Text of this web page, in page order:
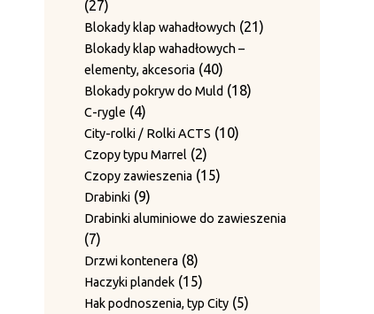
Mocowanie rolek
produktów
Obcinaki do drutu / Mocowanie
noży 77
produktów
Odbojniki 11
produkt
Odbojniki gumowe 11
Osłony rolek prowadzących
Płyty ścieralne 77
produktów
Płyty z bolcami do rolek
prowadzących
3 3
Prowadnice
produkty
Prowadnice boczne 1616
Rolki prowadzące
Rolki prowadzenia drutu
Śruby mocujące i sprężyny
2
2727
produktów
Blokady klap wahadłowych 2121
Blokady klap wahadłowych –
elementy, akcesoria
4040
produktów
Blokady pokryw do Muld 1818
C-rygle 44
produkty
City-rolki / Rolki ACTS 1010
Czopy typu Marrel 22
produkty
Czopy zawieszenia 1515
Drabinki 99
produktów
Drabinki aluminiowe do zawieszenia
77
produktów
Drzwi kontenera 88
produktów
Haczyki plandek 1515
produktów
Hak podnoszenia, typ City 55